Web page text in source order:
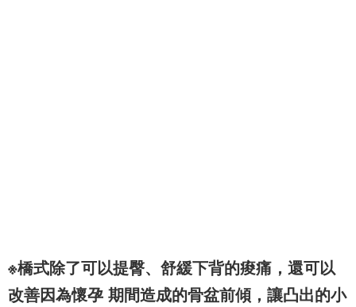
※橋式除了可以提臀、舒緩下背的痠痛，還可以
改善因為懷孕 期間造成的骨盆前傾，讓凸出的小